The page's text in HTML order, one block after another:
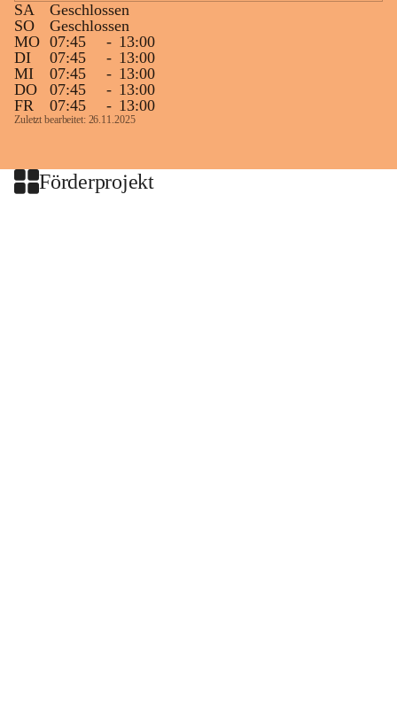
SA
Geschlossen
SO
Geschlossen
MO 07:45 - 13:00
DI
07:45 - 13:00
MI
07:45 - 13:00
DO
07:45 - 13:00
FR
07:45 - 13:00
Zuletzt bearbeitet: 26.11.2025
Förderprojekt